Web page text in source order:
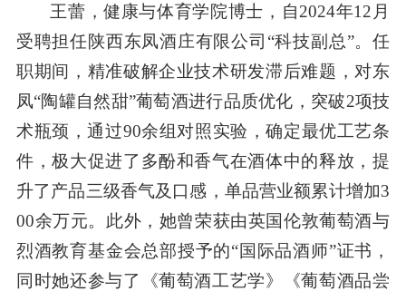
王蕾，健康与体育学院博士，自2024年12月
受聘担任陕西东凤酒庄有限公司“科技副总”。任
职期间，精准破解企业技术研发滞后难题，对东
凤“陶罐自然甜”葡萄酒进行品质优化，突破2项技
术瓶颈，通过90余组对照实验，确定最优工艺条
件，极大促进了多酚和香气在酒体中的释放，提
升了产品三级香气及口感，单品营业额累计增加3
00余万元。此外，她曾荣获由英国伦敦葡萄酒与
烈酒教育基金会总部授予的“国际品酒师”证书，
同时她还参与了《葡萄酒工艺学》《葡萄酒品尝